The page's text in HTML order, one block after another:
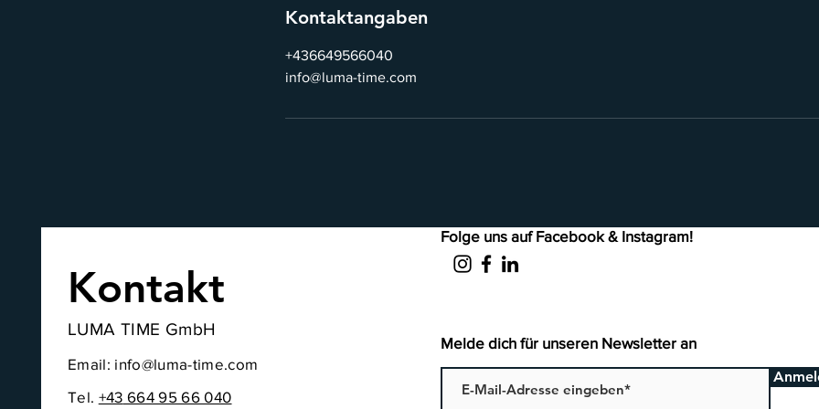
Kontaktangaben
+436649566040
info@luma-time.com
Kontakt
LUMA TIME GmbH
Email: info@luma-time.com
Tel. +43 664 95 66 040
Melde dich für unseren Newsletter an
Folge uns auf Facebook & Instagram!